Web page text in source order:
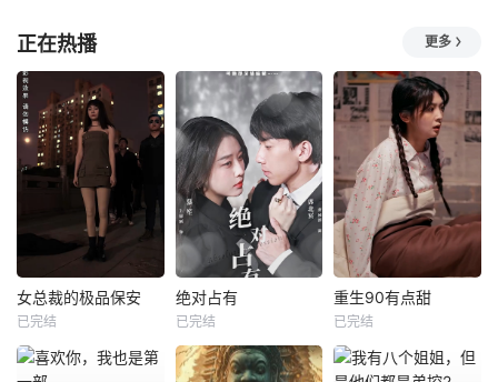
正在热播 更多
女总裁的极品保安
已完结
绝对占有
已完结
重生90有点甜
已完结